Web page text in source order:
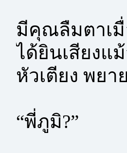
มีคุณลืมตาเมื่
ได้ยินเสียงแ
หัวเตียง พย
“พี่ภูมิ?”